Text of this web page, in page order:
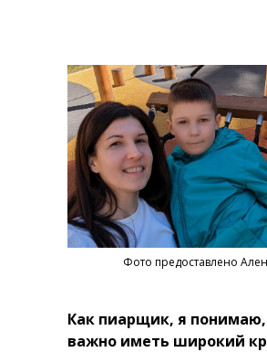
Фото предоставлено
Как пиарщик, я
важно иметь широкий